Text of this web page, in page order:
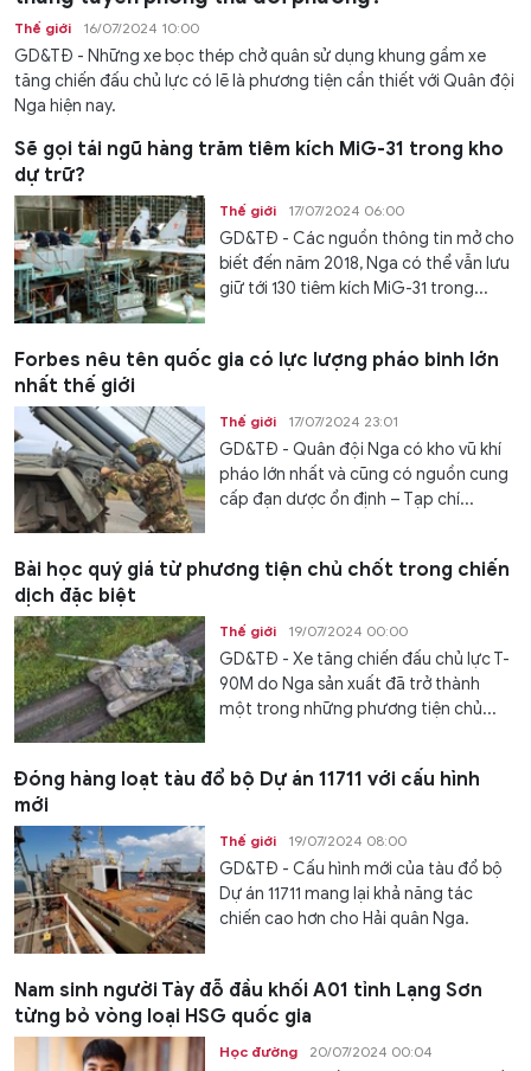
Thế giới 16/07/2024 10:00
GD&TĐ - Những xe bọc thép chở quân sử dụng khung gầm xe
tăng chiến đấu chủ lực có lẽ là phương tiện cần thiết với Quân đội
Nga hiện nay.
Sẽ gọi tái ngũ hàng trăm tiêm kích MiG-31 trong kho
dự trữ?
Thế giới 17/07/2024 06:00
GD&TĐ - Các nguồn thông tin mở cho
biết đến năm 2018, Nga có thể vẫn lưu
giữ tới 130 tiêm kích MiG-31 trong...
Forbes nêu tên quốc gia có lực lượng pháo binh lớn
nhất thế giới
Thế giới 17/07/2024 23:01
GD&TĐ - Quân đội Nga có kho vũ khí
pháo lớn nhất và cũng có nguồn cung
cấp đạn dược ổn định – Tạp chí...
Bài học quý giá từ phương tiện chủ chốt trong chiến
dịch đặc biệt
Thế giới 19/07/2024 00:00
GD&TĐ - Xe tăng chiến đấu chủ lực T-
90M do Nga sản xuất đã trở thành
một trong những phương tiện chủ...
Đóng hàng loạt tàu đổ bộ Dự án 11711 với cấu hình
mới
Thế giới 19/07/2024 08:00
GD&TĐ - Cấu hình mới của tàu đổ bộ
Dự án 11711 mang lại khả năng tác
chiến cao hơn cho Hải quân Nga.
Nam sinh người Tày đỗ đầu khối A01 tỉnh Lạng Sơn
từng bỏ vòng loại HSG quốc gia
Học đường 20/07/2024 00:04